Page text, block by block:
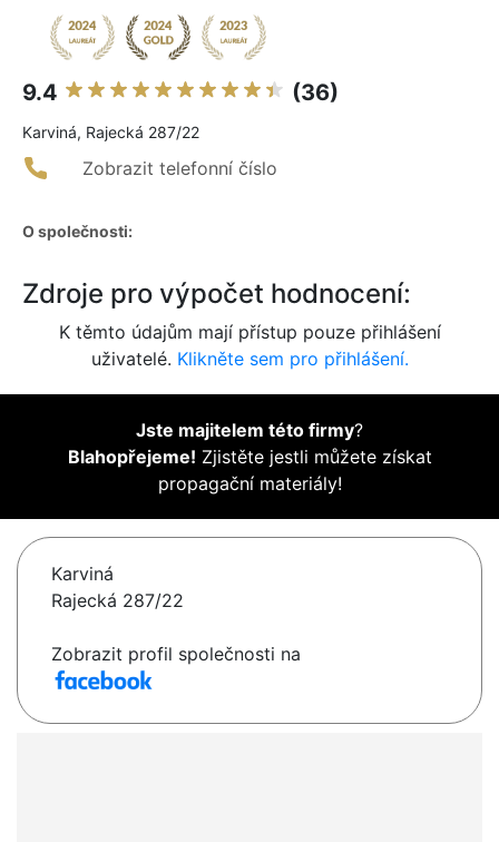
9.4 (36)
Karviná, Rajecká 287/22
Zobrazit telefonní číslo
O společnosti:
Zdroje pro výpočet hodnocení:
K těmto údajům mají přístup pouze přihlášení
uživatelé. Klikněte sem pro přihlášení.
Jste majitelem této firmy?
Blahopřejeme! Zjistěte jestli můžete získat
propagační materiály!
Karviná
Rajecká 287/22
Zobrazit profil společnosti na